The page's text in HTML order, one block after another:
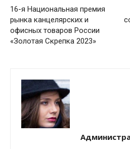
16-я Национальная премия
рынка канцелярских и
офисных товаров России
«Золотая Скрепка 2023»